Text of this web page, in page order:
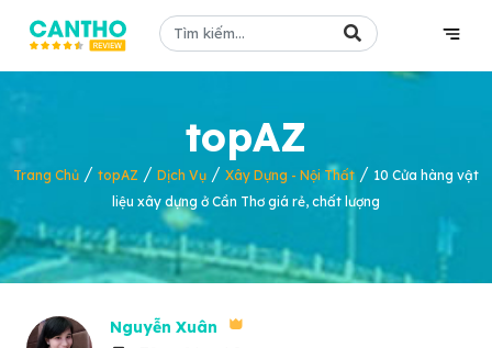
topAZ
Trang Chủ / topAZ / Dịch Vụ / Xây Dựng - Nội Thất / 10 Cửa hàng vật
liệu xây dựng ở Cần Thơ giá rẻ, chất lượng
Nguyễn Xuân